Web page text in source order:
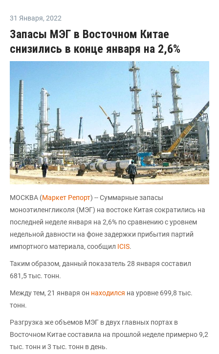
31 Января, 2022
Запасы МЭГ в Восточном Китае
снизились в конце января на 2,6%
МОСКВА (Маркет Репорт) -- Суммарные запасы
моноэтиленгликоля (МЭГ) на востоке Китая сократились на
последней неделе января на 2,6% по сравнению с уровнем
недельной давности на фоне задержки прибытия партий
импортного материала, сообщил ICIS.
Таким образом, данный показатель 28 января составил
681,5 тыс. тонн.
Между тем, 21 января он находился на уровне 699,8 тыс.
тонн.
Разгрузка же объемов МЭГ в двух главных портах в
Восточном Китае составила на прошлой неделе примерно 9,2
тыс. тонн и 3 тыс. тонн в день.